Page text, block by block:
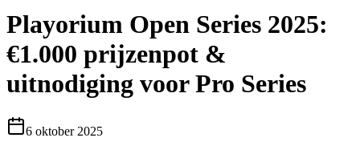
Playorium Open Series 2025:
€1.000 prijzenpot &
uitnodiging voor Pro Series
6 oktober 2025